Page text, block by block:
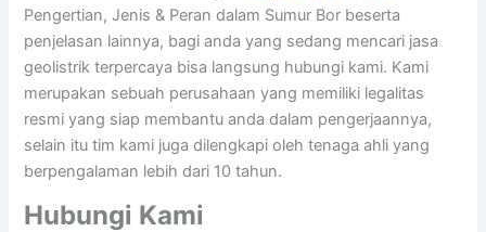
Pengertian, Jenis & Peran dalam Sumur Bor beserta
penjelasan lainnya, bagi anda yang sedang mencari jasa
geolistrik terpercaya bisa langsung hubungi kami. Kami
merupakan sebuah perusahaan yang memiliki legalitas
resmi yang siap membantu anda dalam pengerjaannya,
selain itu tim kami juga dilengkapi oleh tenaga ahli yang
berpengalaman lebih dari 10 tahun.
Hubungi Kami